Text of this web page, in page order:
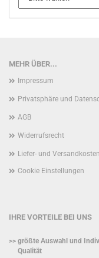
MEHR ÜBER...
Impressum
Privatsphäre und
AGB
Widerrufsrecht
Liefer- und Versandkosten
Cookie Einstellungen
IHRE VORTEILE BEI UNS
>> größte Auswahl und
Qualität